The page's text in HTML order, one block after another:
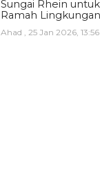
Sungai Rhein
Ramah Lingkungan
Ahad , 25 Jan 2026,